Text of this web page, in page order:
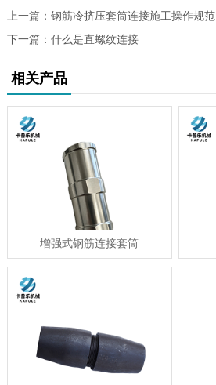
上一篇： 钢筋冷挤压套筒连接施工操作规范
下一篇： 什么是直螺纹连接
相关产品
增强式钢筋连接套筒